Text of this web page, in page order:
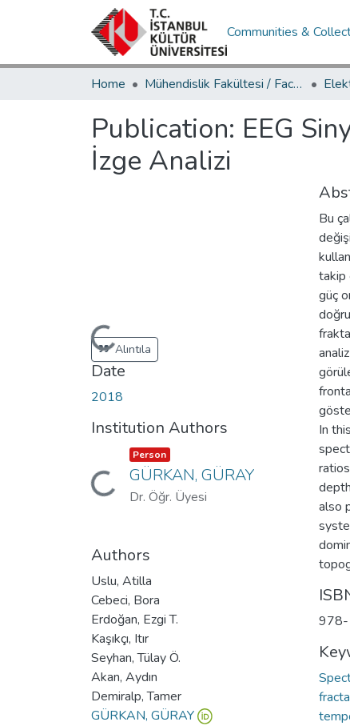
Communities &
Home Mühendislik Fakültesi / Faculty of Engineering
Publication: EEG
İzge Analizi
Loading...Alıntıla
Date
2018
Institution Authors
Loading...
Item type:
Person ,
GÜRKAN, GÜRAY
Dr. Öğr. Üyesi
Authors
Uslu, Atilla
Cebeci, Bora
Erdoğan, Ezgi T.
Kaşıkçı, Itır
Seyhan, Tülay Ö.
Akan, Aydın
Demiralp, Tamer
GÜRKAN, GÜRAY
Bu
takip
güç
In
also